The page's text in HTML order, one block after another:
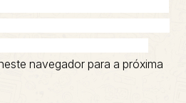
navegador para a próxima